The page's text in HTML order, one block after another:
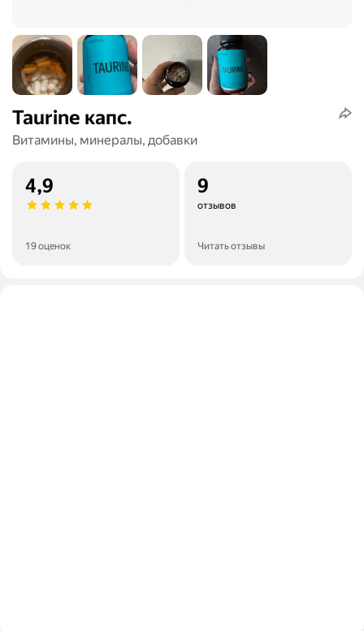
Taurine капс.
Витамины, минералы, добавки
4,9
19 оценок
9
отзывов
Читать отзывы